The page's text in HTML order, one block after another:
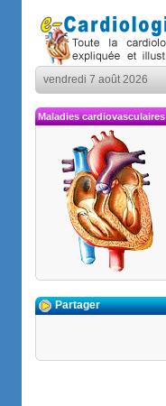
vendredi 7 août 2026
Maladies cardiovasculaires
Partager